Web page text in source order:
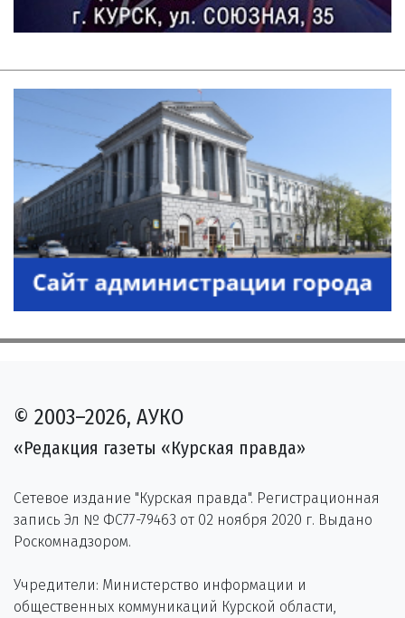
© 2003–2026, АУКО
«Редакция газеты «Курская правда»
Сетевое издание "Курская правда". Регистрационная
запись Эл № ФС77-79463 от 02 ноября 2020 г. Выдано
Роскомнадзором.
Учредители: Министерство информации и
общественных коммуникаций Курской области,